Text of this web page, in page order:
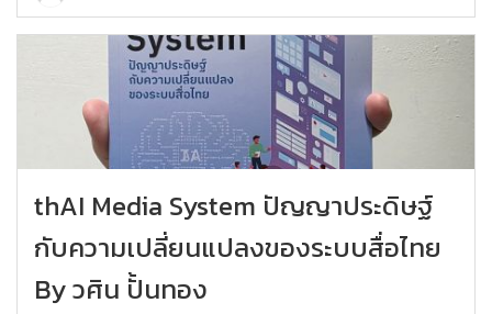
thAI Media System ปัญญาประดิษฐ์
กับความเปลี่ยนแปลงของระบบสื่อไทย
By วศิน ปั้นทอง